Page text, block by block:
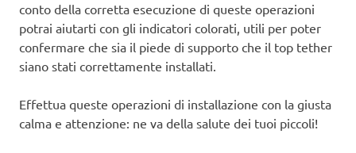
conto della corretta esecuzione di queste operazioni
potrai aiutarti con gli indicatori colorati, utili per poter
confermare che sia il piede di supporto che il top tether
siano stati correttamente installati.
Effettua queste operazioni di installazione con la giusta
calma e attenzione: ne va della salute dei tuoi piccoli!